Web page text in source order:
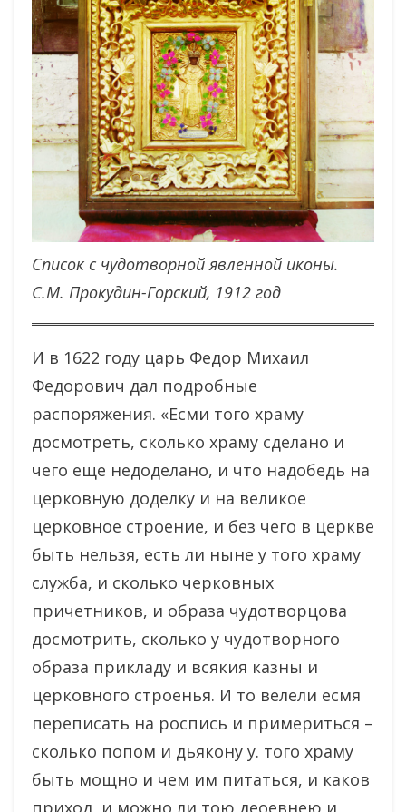
Список с чудотворной явленной иконы.
С.М. Прокудин-Горский, 1912 год
И в 1622 году царь Федор Михаил
Федорович дал подробные
распоряжения. «Есми того храму
досмотреть, сколько храму сделано и
чего еще недоделано, и что надобедь на
церковную доделку и на великое
церковное строение, и без чего в церкве
быть нельзя, есть ли ныне у того храму
служба, и сколько черковных
причетников, и образа чудотворцова
досмотрить, сколько у чудотворного
образа прикладу и всякия казны и
церковного строенья. И то велели есмя
переписать на роспись и примериться –
сколько попом и дьякону у. того храму
быть мощно и чем им питаться, и каков
приход, и можно ли тою деоевнею и